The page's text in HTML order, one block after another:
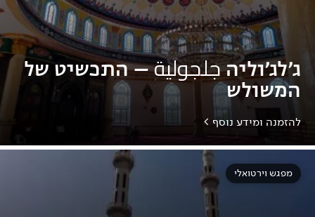
ג'לג'וליה جلجولية – התכשיט של
המשולש
להזמנה ומידע נוסף >
מפגש וירטואלי